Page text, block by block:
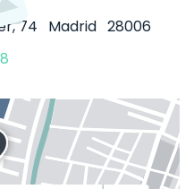
74 Madrid 28006